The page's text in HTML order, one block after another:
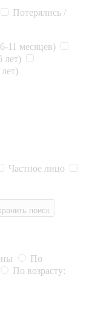
Потерялись /
11 месяцев)
лет)
Частное лицо
поиск
По
По возрасту: